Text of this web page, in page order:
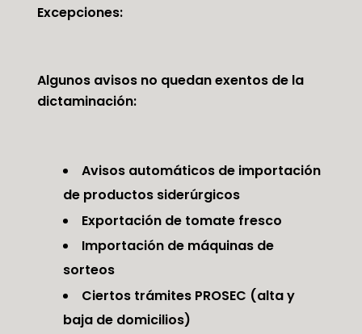
Excepciones:
Algunos avisos no quedan exentos de la
dictaminación:
Avisos automáticos de importación
de productos siderúrgicos
Exportación de tomate fresco
Importación de máquinas de
sorteos
Ciertos trámites PROSEC (alta y
baja de domicilios)